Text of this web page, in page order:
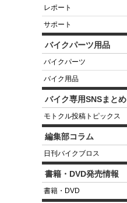
レポート
サポート
バイクパーツ用品
バイクパーツ
バイク用品
バイク専用SNSまとめ
モトクル投稿トピックス
編集部コラム
日刊バイクブロス
書籍・DVD発売情報
書籍・DVD